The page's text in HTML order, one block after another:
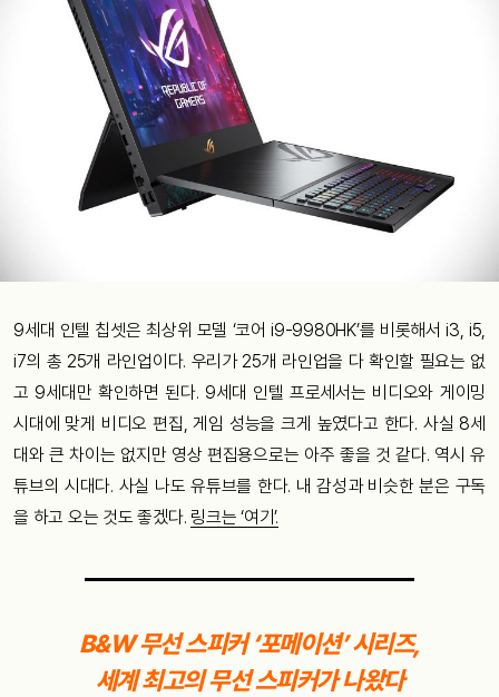
9세대 인텔 칩셋은 최상위 모델 ‘코어 i9-9980HK’를 비롯해서 i3, i5,
i7의 총 25개 라인업이다. 우리가 25개 라인업을 다 확인할 필요는 없
고 9세대만 확인하면 된다. 9세대 인텔 프로세서는 비디오와 게이밍
시대에 맞게 비디오 편집, 게임 성능을 크게 높였다고 한다. 사실 8세
대와 큰 차이는 없지만 영상 편집용으로는 아주 좋을 것 같다. 역시 유
튜브의 시대다. 사실 나도 유튜브를 한다. 내 감성과 비슷한 분은 구독
을 하고 오는 것도 좋겠다. 링크는 ‘여기’.
B&W무선 스피커 ‘포메이션’ 시리즈,
세계 최고의 무선 스피커가 나왔다